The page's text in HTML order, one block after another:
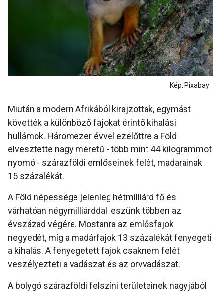
Kép: Pixabay
Miután a modern Afrikából kirajzottak, egymást
követték a különböző fajokat érintő kihalási
hullámok. Háromezer évvel ezelőttre a Föld
elvesztette nagy méretű - több mint 44 kilogrammot
nyomó - szárazföldi emlőseinek felét, madarainak
15 százalékát.
A Föld népessége jelenleg hétmilliárd fő és
várhatóan négymilliárddal leszünk többen az
évszázad végére. Mostanra az emlősfajok
negyedét, míg a madárfajok 13 százalékát fenyegeti
a kihalás. A fenyegetett fajok csaknem felét
veszélyezteti a vadászat és az orvvadászat.
A bolygó szárazföldi felszíni területeinek nagyjából